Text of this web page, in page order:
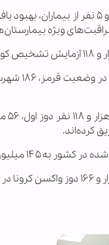
کرده‌اند.
و ۸۳۲ هزار و ۳۲۵ دوز رسید.